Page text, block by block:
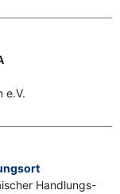
e.V.
Handlungs-